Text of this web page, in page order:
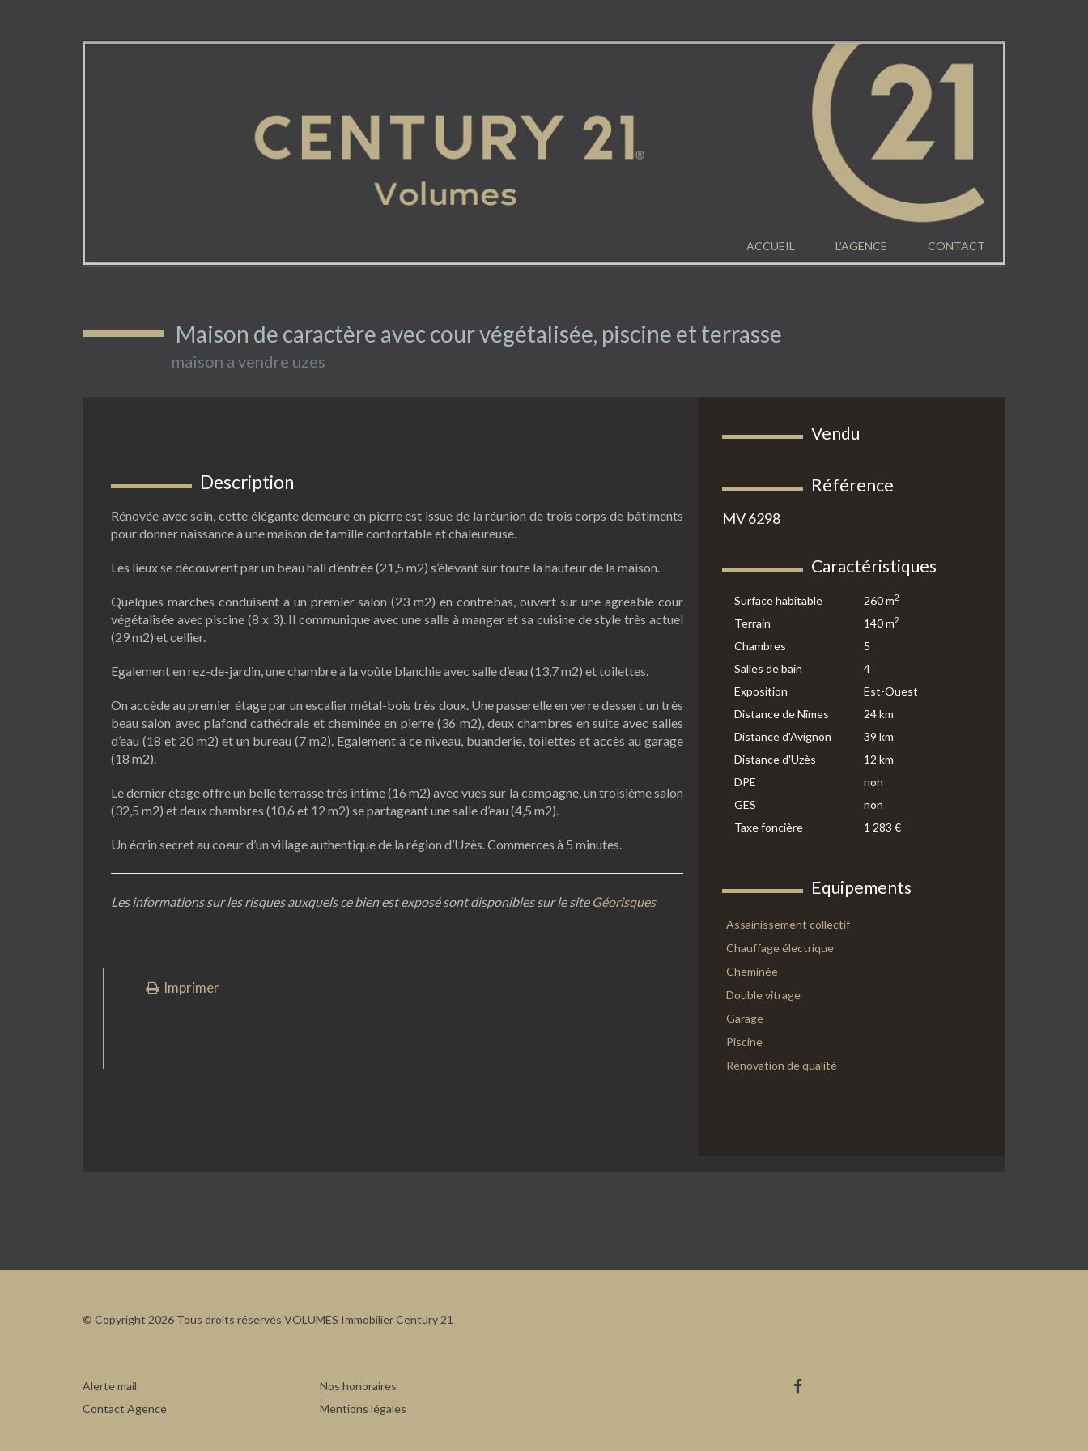
ACCUEIL L’AGENCE CONTACT
Maison de caractère avec cour végétalisée, piscine et terrasse
maison a vendre uzes
Vendu
Référence
MV 6298
Caractéristiques
Surface habitable 260 m2
Terrain 140 m2
Chambres
5
Salles de bain
4
Exposition
Est-Ouest
Distance de Nîmes
24 km
Distance d'Avignon
39 km
Distance d'Uzès
12 km
DPE
non
GES
non
Taxe foncière
1 283 €
Equipements
Assainissement collectif
Chauffage électrique
Cheminée
Double vitrage
Garage
Piscine
Rénovation de qualité
Description
Rénovée avec soin, cette élégante demeure en pierre est issue de la réunion de trois corps de bâtiments
pour donner naissance à une maison de famille confortable et chaleureuse.
Les lieux se découvrent par un beau hall d’entrée (21,5 m2) s’élevant sur toute la hauteur de la maison.
Quelques marches conduisent à un premier salon (23 m2) en contrebas, ouvert sur une agréable cour
végétalisée avec piscine (8 x 3). Il communique avec une salle à manger et sa cuisine de style très actuel
(29 m2) et cellier.
Egalement en rez-de-jardin, une chambre à la voûte blanchie avec salle d’eau (13,7 m2) et toilettes.
On accède au premier étage par un escalier métal-bois très doux. Une passerelle en verre dessert un très
beau salon avec plafond cathédrale et cheminée en pierre (36 m2), deux chambres en suite avec salles
d’eau (18 et 20 m2) et un bureau (7 m2). Egalement à ce niveau, buanderie, toilettes et accès au garage
(18 m2).
Le dernier étage offre un belle terrasse très intime (16 m2) avec vues sur la campagne, un troisième salon
(32,5 m2) et deux chambres (10,6 et 12 m2) se partageant une salle d’eau (4,5 m2).
Un écrin secret au coeur d’un village authentique de la région d’Uzès. Commerces à 5 minutes.
Les informations sur les risques auxquels ce bien est exposé sont disponibles sur le site Géorisques
Imprimer
© Copyright 2026 Tous droits réservés VOLUMES Immobilier Century 21
Alerte mail
Contact Agence
Nos honoraires
Mentions légales